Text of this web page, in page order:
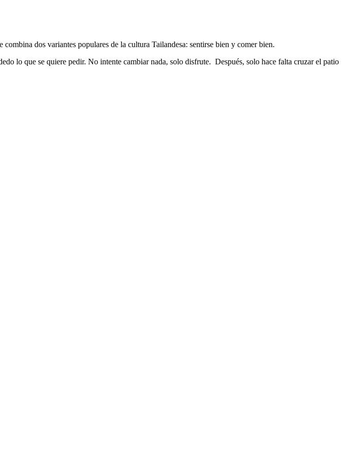
dos variantes populares de la cultura Tailandesa: sentirse bien y comer bien.
lo que se quiere pedir. No intente cambiar nada, solo disfrute. Después, solo hace falta cruzar el patio